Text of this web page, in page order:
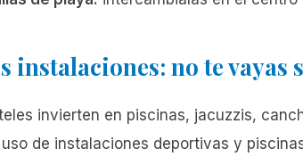
instalaciones: no te vayas
invierten en piscinas, jacuzzis,
uso de instalaciones deportivas y